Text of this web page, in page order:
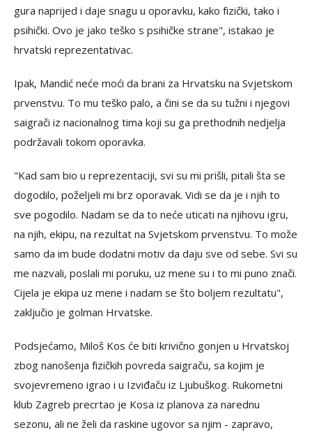
gura naprijed i daje snagu u oporavku, kako fizički, tako i
psihički. Ovo je jako teško s psihičke strane", istakao je
hrvatski reprezentativac.
Ipak, Mandić neće moći da brani za Hrvatsku na Svjetskom
prvenstvu. To mu teško palo, a čini se da su tužni i njegovi
saigrači iz nacionalnog tima koji su ga prethodnih nedjelja
podržavali tokom oporavka.
"Kad sam bio u reprezentaciji, svi su mi prišli, pitali šta se
dogodilo, poželjeli mi brz oporavak. Vidi se da je i njih to
sve pogodilo. Nadam se da to neće uticati na njihovu igru,
na njih, ekipu, na rezultat na Svjetskom prvenstvu. To može
samo da im bude dodatni motiv da daju sve od sebe. Svi su
me nazvali, poslali mi poruku, uz mene su i to mi puno znači.
Cijela je ekipa uz mene i nadam se što boljem rezultatu",
zaključio je golman Hrvatske.
Podsjećamo, Miloš Kos će biti krivično gonjen u Hrvatskoj
zbog nanošenja fizičkih povreda saigraču, sa kojim je
svojevremeno igrao i u Izviđaču iz Ljubuškog. Rukometni
klub Zagreb precrtao je Kosa iz planova za narednu
sezonu, ali ne želi da raskine ugovor sa njim - zapravo,